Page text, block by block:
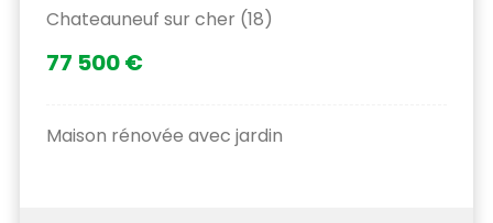
Chateauneuf sur cher (18)
77 500 €
Maison rénovée avec jardin